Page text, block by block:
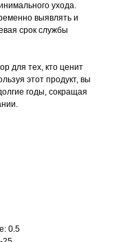
ухода.
выявлять и
срок службы
для тех, кто ценит
этот продукт, вы
годы, сокращая
0.5